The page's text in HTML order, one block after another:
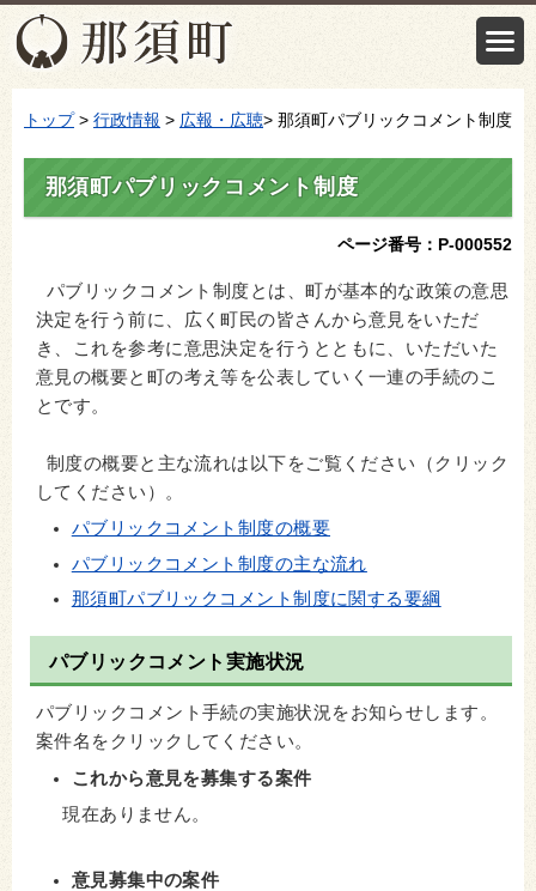
トップ> 行政情報 > 広報・広聴> 那須町パブリックコメント制度
那須町パブリックコメント制度
ページ番号：P-000552
パブリックコメント制度とは、町が基本的な政策の意思
決定を行う前に、広く町民の皆さんから意見をいただ
き、これを参考に意思決定を行うとともに、いただいた
意見の概要と町の考え等を公表していく一連の手続のこ
とです。
制度の概要と主な流れは以下をご覧ください（クリック
してください）。
パブリックコメント制度の概要
パブリックコメント制度の主な流れ
那須町パブリックコメント制度に関する要綱
パブリックコメント実施状況
パブリックコメント手続の実施状況をお知らせします。
案件名をクリックしてください。
これから意見を募集する案件
現在ありません。
意見募集中の案件